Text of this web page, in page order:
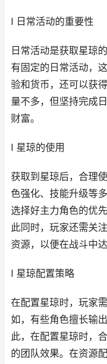
I 日常活动的重要性
日常活动是获取星琼
有固定的日常活动，
验和货币，还可以获
量不多，但坚持完成
财富。
I 星琼的使用
获取到星琼后，合理
色强化、技能升级等
选择好主力角色的优
此同时，玩家还需关
资源，以便在战斗中
I 星琼配置策略
在配置星琼时，玩家
如，有些角色擅长输
此，在配置星琼时，
的团队效果。在资源